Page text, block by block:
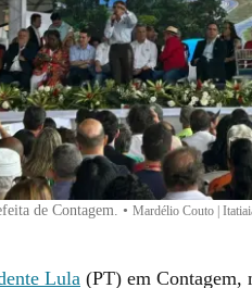
de Contagem. • Mardélio Couto |
Lula (PT) em Contagem,